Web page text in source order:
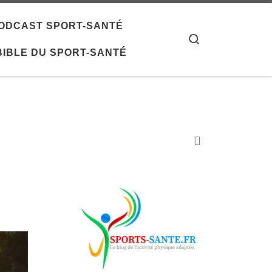
SPORT-SANTÉ
DU SPORT-SANTÉ